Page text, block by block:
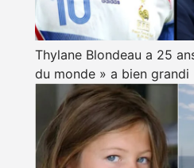
Thylane Blondeau a 25
du monde » a bien grandi